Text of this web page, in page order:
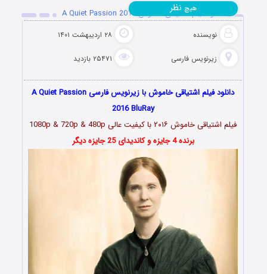
دانلود فیلم اشتیاقی خاموش A Quiet Passion 2016
نویسنده ۲۸ اردیبهشت ۱۴۰۱
زیرنویس فارسی ۲۵۴۷۱ بازدید
هیچ نظر
دانلود فیلم اشتیاقی خاموش با زیرنویس فارسی A Quiet Passion
2016 BluRay
فیلم اشتیاقی خاموش ۲۰۱۶ با کیفیت عالی 1080p & 720p & 480p
برنده 4 جایزه و کاندیدای 25 جایزه دیگر